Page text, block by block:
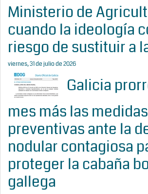
Ministerio de
cuando la ideología
riesgo de sustituir a
viernes, 31 de julio de 2026
Galicia
mes más las medidas
preventivas ante la
nodular contagiosa
proteger la cabaña
gallega